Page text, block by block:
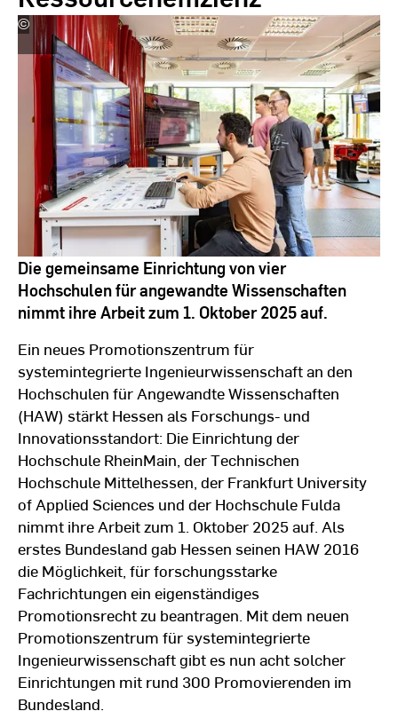
©
Andreas
Schlote
Die gemeinsame Einrichtung von vier
Hochschulen für angewandte Wissenschaften
nimmt ihre Arbeit zum 1. Oktober 2025 auf.
Ein neues Promotionszentrum für
systemintegrierte Ingenieurwissenschaft an den
Hochschulen für Angewandte Wissenschaften
(HAW) stärkt Hessen als Forschungs- und
Innovationsstandort: Die Einrichtung der
Hochschule RheinMain, der Technischen
Hochschule Mittelhessen, der Frankfurt University
of Applied Sciences und der Hochschule Fulda
nimmt ihre Arbeit zum 1. Oktober 2025 auf. Als
erstes Bundesland gab Hessen seinen HAW 2016
die Möglichkeit, für forschungsstarke
Fachrichtungen ein eigenständiges
Promotionsrecht zu beantragen. Mit dem neuen
Promotionszentrum für systemintegrierte
Ingenieurwissenschaft gibt es nun acht solcher
Einrichtungen mit rund 300 Promovierenden im
Bundesland.